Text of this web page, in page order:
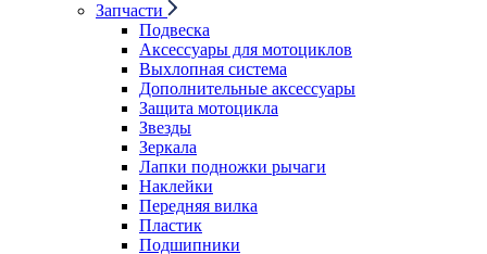
Запчасти
Подвеска
Аксессуары для мотоциклов
Выхлопная система
Дополнительные аксессуары
Защита мотоцикла
Звезды
Зеркала
Лапки подножки рычаги
Наклейки
Передняя вилка
Пластик
Подшипники